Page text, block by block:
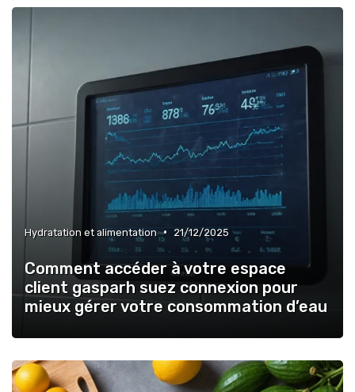
Hydratation et alimentation • 21/12/2025
Comment accéder à votre espace
client gasparh suez connexion pour
mieux gérer votre consommation d’eau